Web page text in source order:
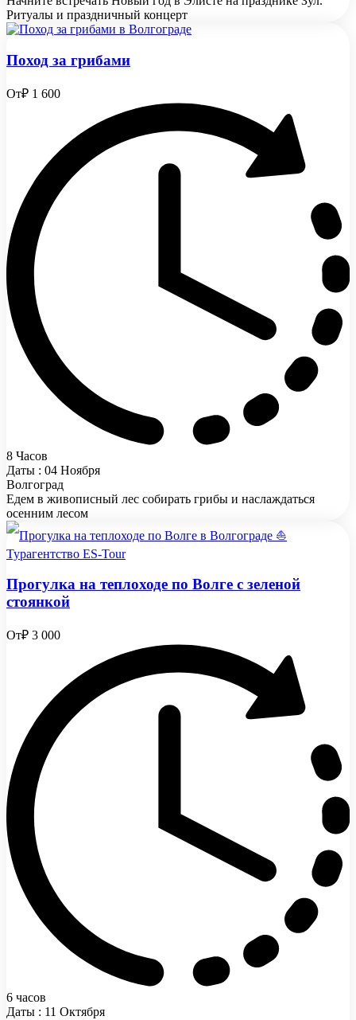
Ритуалы и праздничный концерт
Поход за грибами
От₽ 1 600
8 Часов
Даты : 04 Ноября
Волгоград
Едем в живописный лес собирать грибы и наслаждаться
осенним лесом
Прогулка на теплоходе по Волге с зеленой
стоянкой
От₽ 3 000
6 часов
Даты : 11 Октября